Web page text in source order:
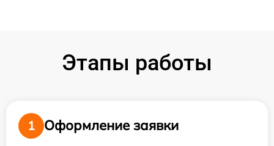
Этапы работы
1
Оформление заявки